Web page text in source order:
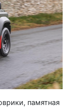
памятная